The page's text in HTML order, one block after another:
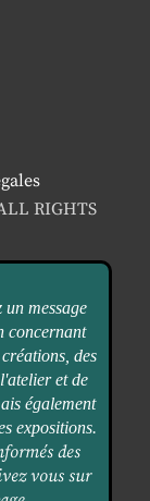
RIGHTS
un message
concernant
des
et de
également
expositions.
des
vous sur